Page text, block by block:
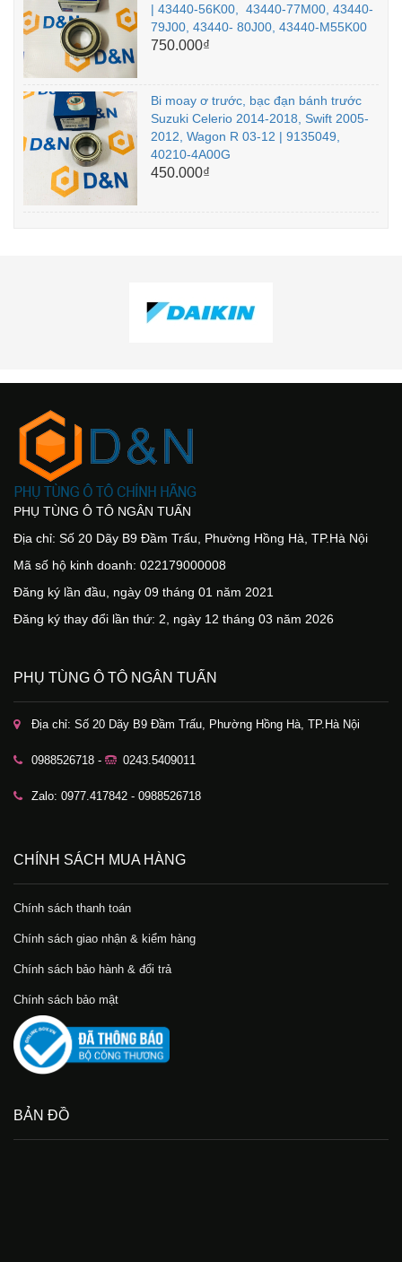
| 43440-56K00, 43440-77M00, 43440-
79J00, 43440- 80J00, 43440-M55K00
750.000₫
Bi moay ơ trước, bạc đạn bánh trước
Suzuki Celerio 2014-2018, Swift 2005-
2012, Wagon R 03-12 | 9135049,
40210-4A00G
450.000₫
PHỤ TÙNG Ô TÔ NGÂN TUẤN
Địa chỉ: Số 20 Dãy B9 Đầm Trấu, Phường Hồng Hà, TP.Hà Nội
Mã số hộ kinh doanh: 022179000008
Đăng ký lần đầu, ngày 09 tháng 01 năm 2021
Đăng ký thay đổi lần thứ: 2, ngày 12 tháng 03 năm 2026
PHỤ TÙNG Ô TÔ NGÂN TUẤN
Địa chỉ: Số 20 Dãy B9 Đầm Trấu, Phường Hồng Hà, TP.Hà Nội
0988526718 - 0243.5409011
Zalo: 0977.417842 - 0988526718
CHÍNH SÁCH MUA HÀNG
Chính sách thanh toán
Chính sách giao nhận & kiểm hàng
Chính sách bảo hành & đổi trả
Chính sách bảo mật
BẢN ĐỒ